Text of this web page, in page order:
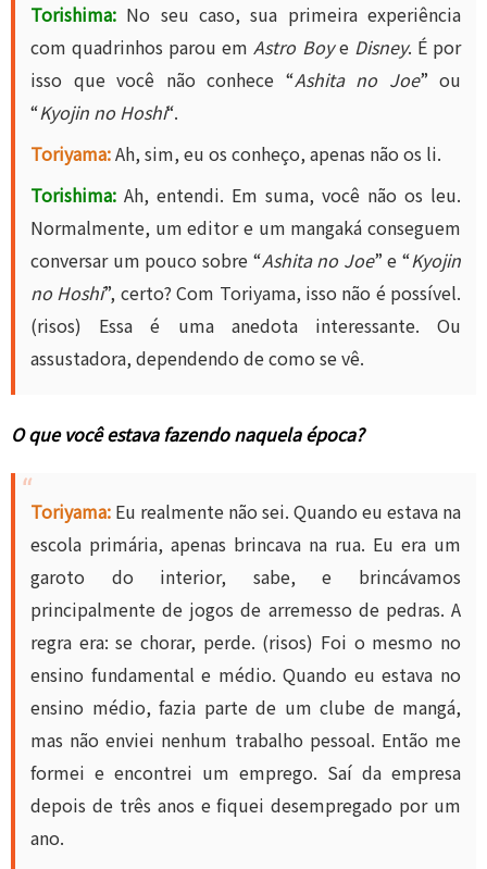
Torishima: No seu caso, sua primeira experiência
com quadrinhos parou emAstro Boye Disney. É por
isso que você não conhece “Ashita no Joe” ou
“Kyojin no Hoshi“.
Toriyama:Ah, sim, eu os conheço, apenas não os li.
Torishima: Ah, entendi. Em suma, você não os leu.
Normalmente, um editor e um mangaká conseguem
conversar um pouco sobre “Ashita no Joe” e “Kyojin
no Hoshi”, certo? Com Toriyama, isso não é possível.
(risos) Essa é uma anedota interessante. Ou
assustadora, dependendo de como se vê.
O que você estava fazendo naquela época?
Toriyama: Eu realmente não sei. Quando eu estava na
escola primária, apenas brincava na rua. Eu era um
garoto do interior, sabe, e brincávamos
principalmente de jogos de arremesso de pedras. A
regra era: se chorar, perde. (risos) Foi o mesmo no
ensino fundamental e médio. Quando eu estava no
ensino médio, fazia parte de um clube de mangá,
mas não enviei nenhum trabalho pessoal. Então me
formei e encontrei um emprego. Saí da empresa
depois de três anos e fiquei desempregado por um
ano.